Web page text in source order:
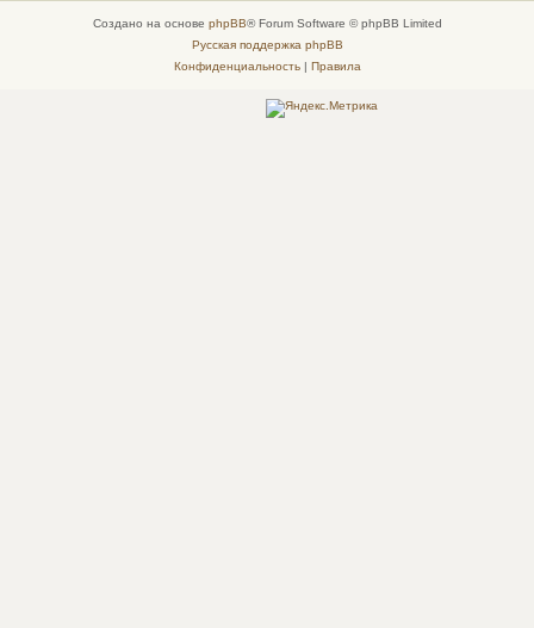
Создано на основе phpBB® Forum Software © phpBB Limited
Русская поддержка phpBB
Конфиденциальность| Правила